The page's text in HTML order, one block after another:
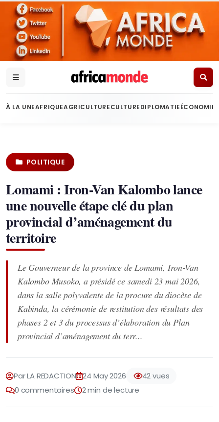
À LA UNEAFRIQUEAGRICULTURECULTUREDIPLOMATIEÉCONOMIE
POLITIQUE
Lomami : Iron-Van Kalombo lance
une nouvelle étape clé du plan
provincial d’aménagement du
territoire
Le Gouverneur de la province de Lomami, Iron-Van
Kalombo Musoko, a présidé ce samedi 23 mai 2026,
dans la salle polyvalente de la procure du diocèse de
Kabinda, la cérémonie de restitution des résultats des
phases 2 et 3 du processus d’élaboration du Plan
provincial d’aménagement du terr...
Par LA REDACTION 24 May 2026
42 vues
0 commentaires
2 min de lecture